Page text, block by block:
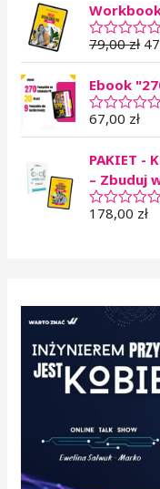
n
i
o
0
n
a
5
O
c
n
i
o
0
a
5
79,00zł
Ebook
O
c
n
o
n
o
67,00 zł
PAKIET -
– Zbuduj
O
a
5
178,00 zł